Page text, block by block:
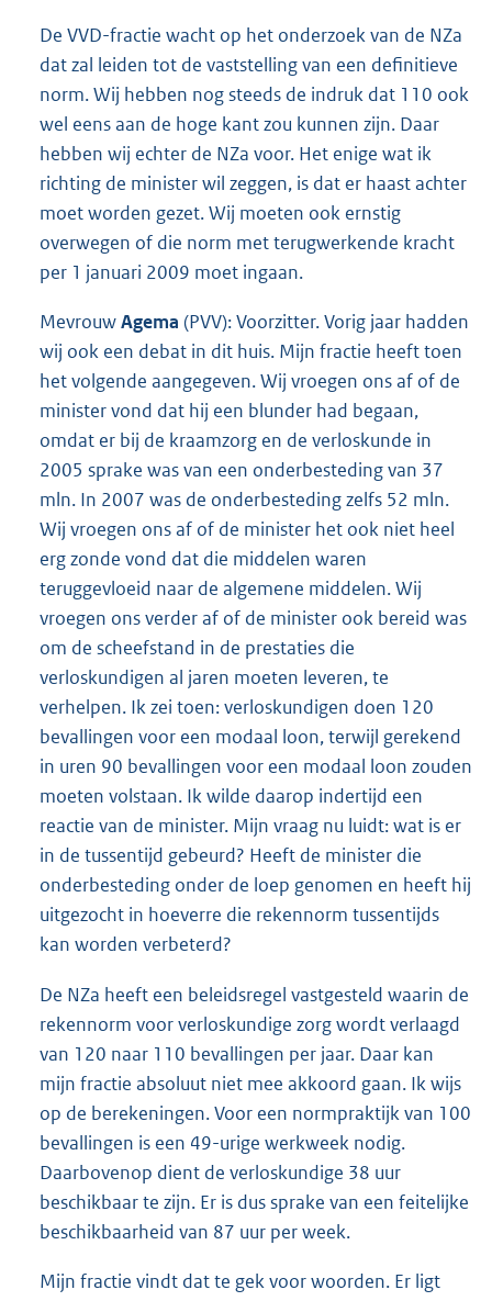
De VVD-fractie wacht op het onderzoek van de NZa
dat zal leiden tot de vaststelling van een definitieve
norm. Wij hebben nog steeds de indruk dat 110 ook
wel eens aan de hoge kant zou kunnen zijn. Daar
hebben wij echter de NZa voor. Het enige wat ik
richting de minister wil zeggen, is dat er haast achter
moet worden gezet. Wij moeten ook ernstig
overwegen of die norm met terugwerkende kracht
per 1 januari 2009 moet ingaan.
MevrouwAgema (PVV): Voorzitter. Vorig jaar hadden
wij ook een debat in dit huis. Mijn fractie heeft toen
het volgende aangegeven. Wij vroegen ons af of de
minister vond dat hij een blunder had begaan,
omdat er bij de kraamzorg en de verloskunde in
2005 sprake was van een onderbesteding van 37
mln. In 2007 was de onderbesteding zelfs 52 mln.
Wij vroegen ons af of de minister het ook niet heel
erg zonde vond dat die middelen waren
teruggevloeid naar de algemene middelen. Wij
vroegen ons verder af of de minister ook bereid was
om de scheefstand in de prestaties die
verloskundigen al jaren moeten leveren, te
verhelpen. Ik zei toen: verloskundigen doen 120
bevallingen voor een modaal loon, terwijl gerekend
in uren 90 bevallingen voor een modaal loon zouden
moeten volstaan. Ik wilde daarop indertijd een
reactie van de minister. Mijn vraag nu luidt: wat is er
in de tussentijd gebeurd? Heeft de minister die
onderbesteding onder de loep genomen en heeft hij
uitgezocht in hoeverre die rekennorm tussentijds
kan worden verbeterd?
De NZa heeft een beleidsregel vastgesteld waarin de
rekennorm voor verloskundige zorg wordt verlaagd
van 120 naar 110 bevallingen per jaar. Daar kan
mijn fractie absoluut niet mee akkoord gaan. Ik wijs
op de berekeningen. Voor een normpraktijk van 100
bevallingen is een 49-urige werkweek nodig.
Daarbovenop dient de verloskundige 38 uur
beschikbaar te zijn. Er is dus sprake van een feitelijke
beschikbaarheid van 87 uur per week.
Mijn fractie vindt dat te gek voor woorden. Er ligt